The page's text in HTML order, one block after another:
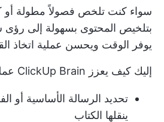
سواء كنت تلخص فصولاً مطولة أو
بتلخيص المحتوى بسهولة إلى رؤى
يوفر الوقت ويحسن عملية اتخاذ
إليك كيف يعزز ClickUp Brain عملية تلخيص الكتاب:
تحديد الرسالة الأساسية أو
ينقلها الكتاب